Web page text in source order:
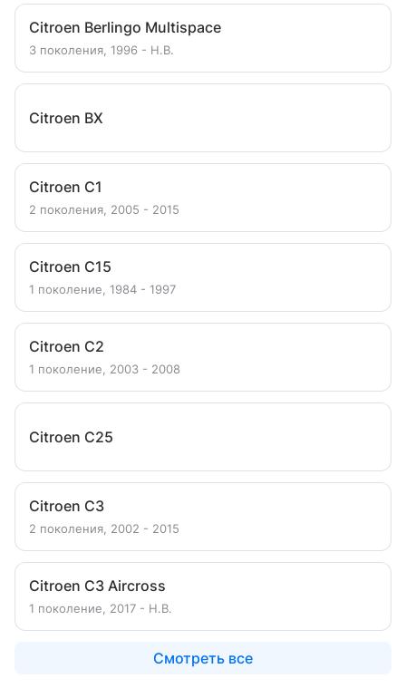
Citroen Berlingo Multispace
3 поколения, 1996 - Н.В.
Citroen BX
Citroen C1
2 поколения, 2005 - 2015
Citroen C15
1 поколение, 1984 - 1997
Citroen C2
1 поколение, 2003 - 2008
Citroen C25
Citroen C3
2 поколения, 2002 - 2015
Citroen C3 Aircross
1 поколение, 2017 - Н.В.
Смотреть все